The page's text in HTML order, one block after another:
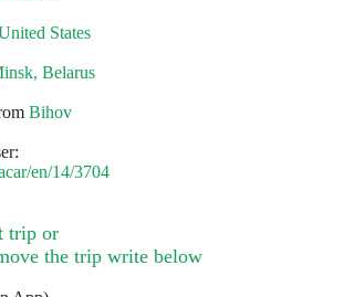
States
Belarus
Bihov
en/14/3704
trip or
the trip write below